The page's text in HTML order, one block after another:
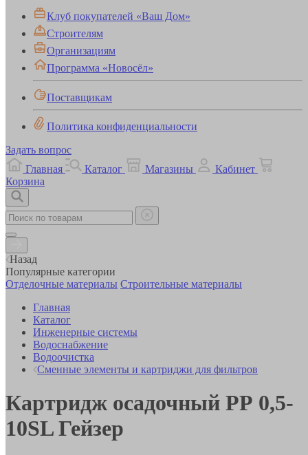
Клуб покупателей «Ваш Дом»
Строителям
Организациям
Программа «Новосёл»
Поставщикам
Политика конфиденциальности
Задать вопрос
Главная
Каталог Магазины
Кабинет
Корзина
Назад
Популярные категории
Отделочные материалы Строительные материалы
Главная
Каталог
Инженерные системы
Водоснабжение
Водоочистка
Сменные элементы и картриджи для фильтров
Картридж осадочный РР 0,5-
10SL Гейзер